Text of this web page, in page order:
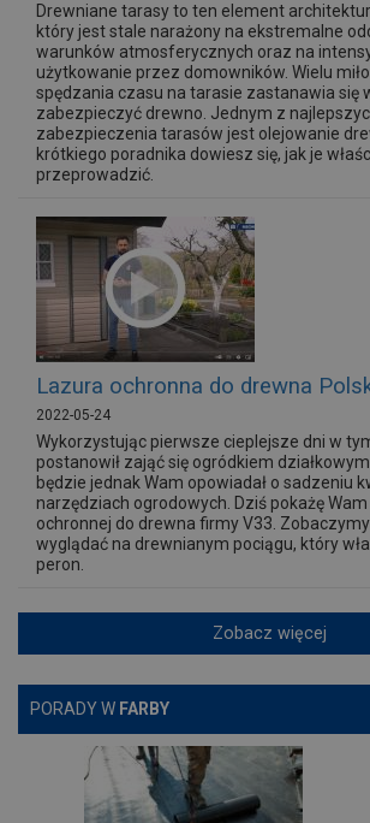
Drewniane tarasy to ten element
który jest stale narażony na ekstremalne
warunków atmosferycznych oraz na
użytkowanie przez domowników. Wielu
spędzania czasu na tarasie zastanawia się
zabezpieczyć drewno. Jednym z
zabezpieczenia tarasów jest olejowanie
krótkiego poradnika dowiesz się, jak je
przeprowadzić.
Lazura ochronna do drewna
2022-05-24
Wykorzystując pierwsze cieplejsze dni w
postanowił zająć się ogródkiem
będzie jednak Wam opowiadał o sadzeniu
narzędziach ogrodowych. Dziś pokażę
ochronnej do drewna firmy V33.
wyglądać na drewnianym pociągu, który
peron.
Zobacz więcej
PORADY W FARBY